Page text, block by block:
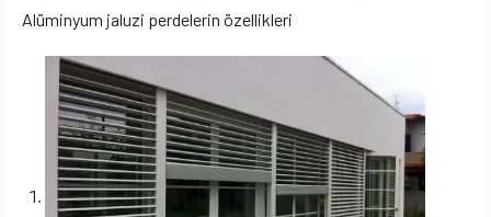
Alüminyum jaluzi perdelerin özellikleri